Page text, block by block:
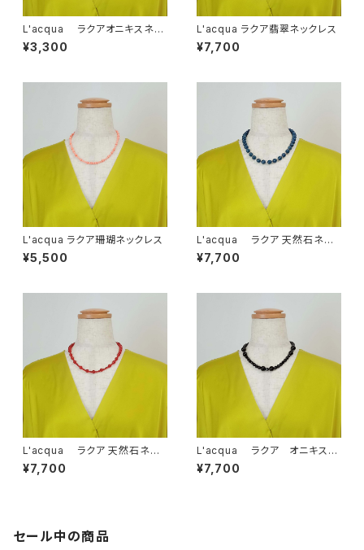
L'acqua ラクアオニキスネッ
クレスLA07ON-NE
¥3,300
L'acqua ラクア翡翠ネックレス
¥7,700
L'acqua ラクア珊瑚ネックレス
¥5,500
L'acqua ラクア 天然石ネッ
クレス（ハウライトラピス）
¥7,700
L'acqua ラクア 天然石ネッ
クレス（メノウ）
¥7,700
L'acqua ラクア オニキスネ
ックレス LA10ON-NE
¥7,700
セール中の商品